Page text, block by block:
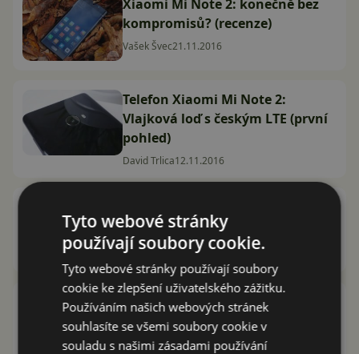
Xiaomi Mi Note 2: konečně bez
kompromisů? (recenze)
Vašek Švec21.11.2016
Telefon Xiaomi Mi Note 2:
Vlajková loď s českým LTE (první
pohled)
David Trlica12.11.2016
má české LTE a skvělý hardware
David Trlica25.10.2016
Zakřivený displej u Xiaomi Mi
Note 2 byl oficiálně potvrzen
David Trlica22.10.2016
Tyto webové stránky
používají soubory cookie.
Tyto webové stránky používají soubory
cookie ke zlepšení uživatelského zážitku.
Používáním našich webových stránek
souhlasíte se všemi soubory cookie v
souladu s našimi zásadami používání